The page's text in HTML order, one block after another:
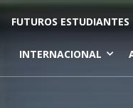
FUTUROS ESTUDIANTES
INTERNACIONAL